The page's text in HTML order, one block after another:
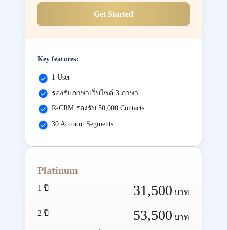
Get Started
Key features:
1 User
รองรับภาษาเว็บไซต์ 3 ภาษา
R-CRM รองรับ 50,000 Contacts
30 Account Segments
Platinum
1 ปี 31,500 บาท
2 ปี 53,500 บาท